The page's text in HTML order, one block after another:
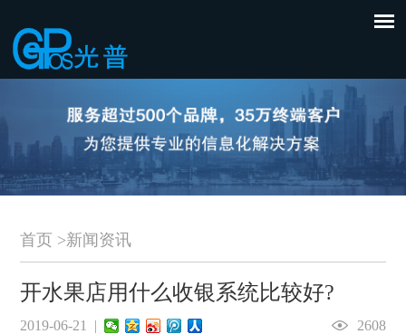
首页 >新闻资讯
开水果店用什么收银系统比较好?
2019-06-21 | 2608